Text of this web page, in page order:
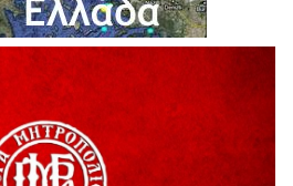
της οδού Περιβόλι –